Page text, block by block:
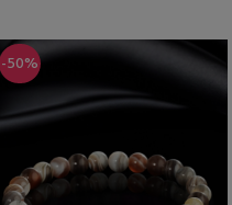
-50%